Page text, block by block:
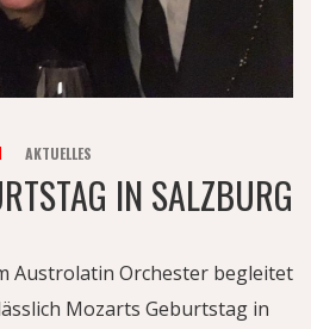
AKTUELLES
IN SALZBURG
Austrolatin Orchester begleitet
Mozarts Geburtstag in